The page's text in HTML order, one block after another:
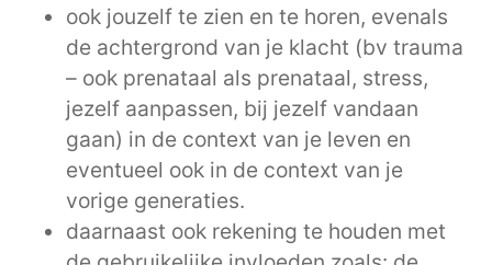
ook jouzelf te zien en te horen, evenals
de achtergrond van je klacht (bv trauma
– ook prenataal als prenataal, stress,
jezelf aanpassen, bij jezelf vandaan
gaan) in de context van je leven en
eventueel ook in de context van je
vorige generaties.
daarnaast ook rekening te houden met